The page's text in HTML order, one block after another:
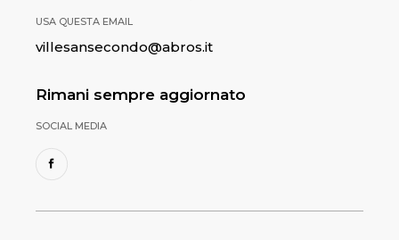
USA QUESTA EMAIL
villesansecondo@abros.it
Rimani sempre aggiornato
SOCIAL MEDIA